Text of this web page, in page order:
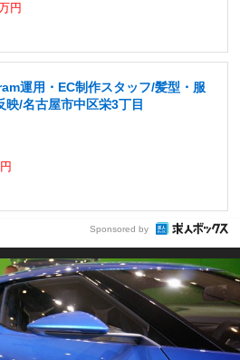
円
運用・EC制作スタッフ/髪型・服
/名古屋市中区栄3丁目
Sponsored by